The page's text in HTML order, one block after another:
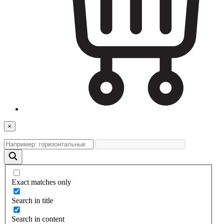
×
Exact matches only
Search in title
Search in content